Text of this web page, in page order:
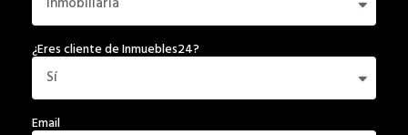
¿Eres cliente de Inmuebles24?
Email